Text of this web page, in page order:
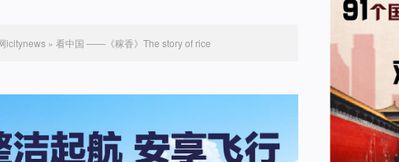
icitynews » 看中国 ——《稼香》The story of rice